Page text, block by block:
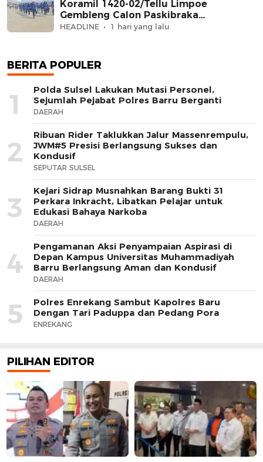
Koramil 1420-02/Tellu Limpoe
Gembleng Calon Paskibraka
Kecamatan
HEADLINE 1 hari yang lalu
BERITA POPULER
1
Polda Sulsel Lakukan Mutasi Personel,
Sejumlah Pejabat Polres Barru Berganti
DAERAH
2
Ribuan Rider Taklukkan Jalur Massenrempulu,
JWM#5 Presisi Berlangsung Sukses dan
Kondusif
SEPUTAR SULSEL
3
Kejari Sidrap Musnahkan Barang Bukti 31
Perkara Inkracht, Libatkan Pelajar untuk
Edukasi Bahaya Narkoba
DAERAH
4
Pengamanan Aksi Penyampaian Aspirasi di
Depan Kampus Universitas Muhammadiyah
Barru Berlangsung Aman dan Kondusif
DAERAH
5
Polres Enrekang Sambut Kapolres Baru
Dengan Tari Paduppa dan Pedang Pora
ENREKANG
PILIHAN EDITOR